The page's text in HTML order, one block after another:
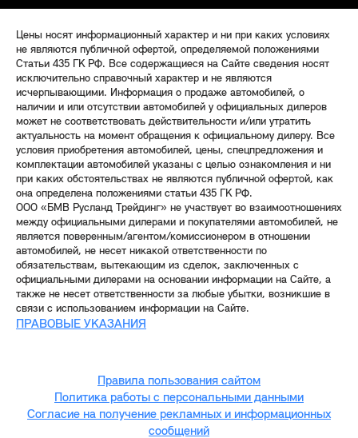
Цены носят информационный характер и ни при каких условиях
не являются публичной офертой, определяемой положениями
Статьи 435 ГК РФ. Все содержащиеся на Сайте сведения носят
исключительно справочный характер и не являются
исчерпывающими. Информация о продаже автомобилей, о
наличии и или отсутствии автомобилей у официальных дилеров
может не соответствовать действительности и/или утратить
актуальность на момент обращения к официальному дилеру. Все
условия приобретения автомобилей, цены, спецпредложения и
комплектации автомобилей указаны с целью ознакомления и ни
при каких обстоятельствах не являются публичной офертой, как
она определена положениями статьи 435 ГК РФ.
ООО «БМВ Русланд Трейдинг» не участвует во взаимоотношениях
между официальными дилерами и покупателями автомобилей, не
является поверенным/агентом/комиссионером в отношении
автомобилей, не несет никакой ответственности по
обязательствам, вытекающим из сделок, заключенных с
официальными дилерами на основании информации на Сайте, а
также не несет ответственности за любые убытки, возникшие в
связи с использованием информации на Сайте.
ПРАВОВЫЕ УКАЗАНИЯ
Правила пользования сайтом
Политика работы с персональными данными
Согласие на получение рекламных и информационных
сообщений